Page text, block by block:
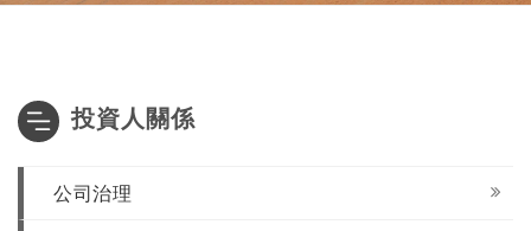
投資人關係
公司治理